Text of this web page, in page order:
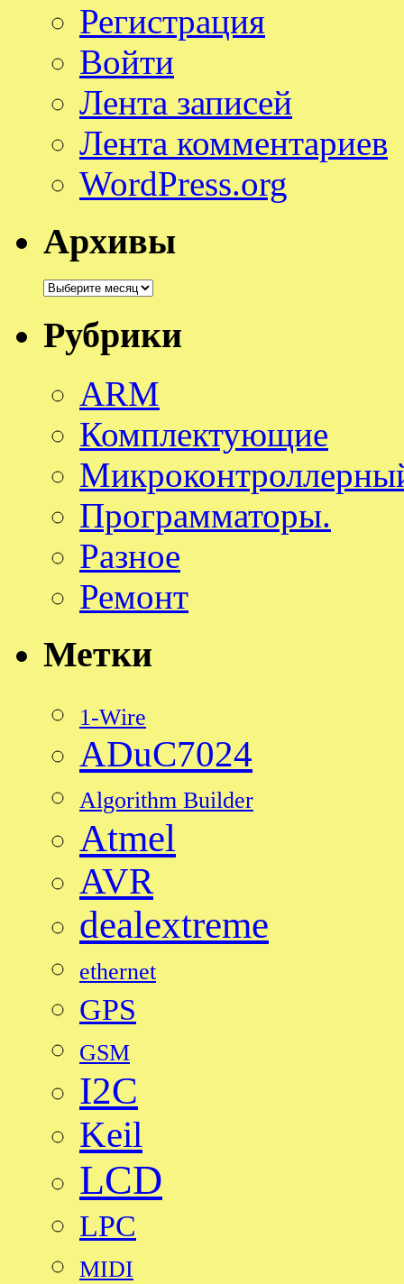
Регистрация
Войти
Лента записей
Лента комментариев
WordPress.org
Архивы
Архивы
Рубрики
ARM
Комплектующие
Программаторы.
Разное
Ремонт
Метки
1-Wire
ADuC7024
Algorithm Builder
Atmel
AVR
dealextreme
ethernet
GPS
GSM
I2C
Keil
LCD
LPC
MIDI